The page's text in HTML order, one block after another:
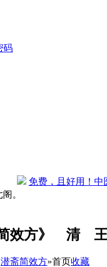
码
免费，且好用！中
。
简效方》 清
潜斋简效方»首页收藏